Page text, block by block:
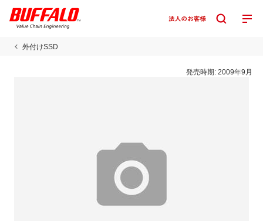
外付けSSD
発売時期:2009年9月